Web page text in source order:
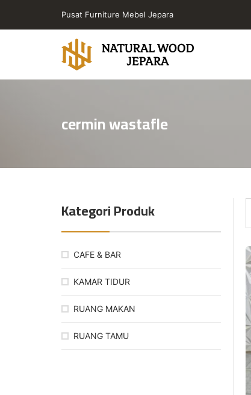
Pusat Furniture Mebel Jepara
Toko
Jepara
PT
Jepara
cermin wastafle
Kategori Produk
CAFE & BAR
KAMAR TIDUR
RUANG MAKAN
RUANG TAMU